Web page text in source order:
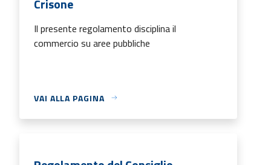
Crisone
Il presente regolamento disciplina il
commercio su aree pubbliche
VAI ALLA PAGINA